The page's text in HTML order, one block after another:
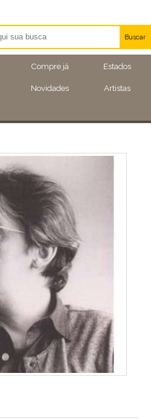
Compre já Estados
Novidades Artistas
Buscar
Artistas
Eventos